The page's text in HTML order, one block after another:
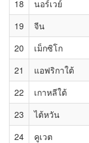
18
นอร์เวย์
19
จีน
20
เม็กซิโก
21
แอฟริกาใต้
22
เกาหลีใต้
23
ไต้หวัน
24
คูเวต